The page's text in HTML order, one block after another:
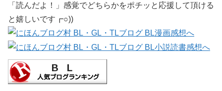
「読んだよ！」感覚でどちらかをポチッと応援して頂ける
と嬉しいです┏○))